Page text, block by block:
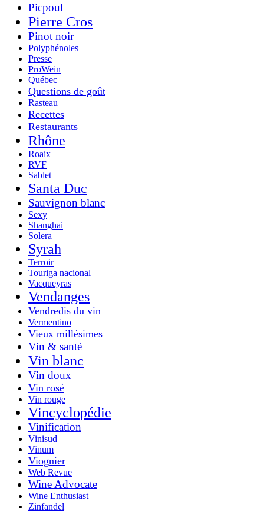
Picpoul
Pierre Cros
Pinot noir
Polyphénoles
Presse
ProWein
Québec
Questions de goût
Rasteau
Recettes
Restaurants
Rhône
Roaix
RVF
Sablet
Santa Duc
Sauvignon blanc
Sexy
Shanghai
Solera
Syrah
Terroir
Touriga nacional
Vacqueyras
Vendanges
Vendredis du vin
Vermentino
Vieux millésimes
Vin & santé
Vin blanc
Vin doux
Vin rosé
Vin rouge
Vincyclopédie
Vinification
Vinisud
Vinum
Viognier
Web Revue
Wine Advocate
Wine Enthusiast
Zinfandel